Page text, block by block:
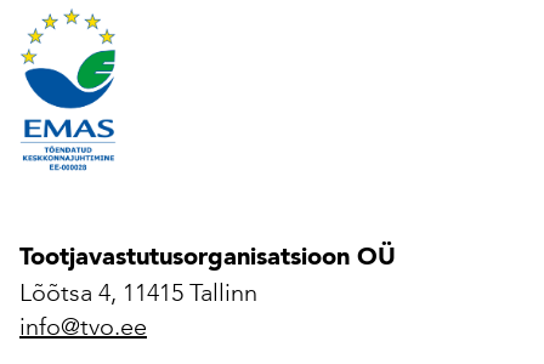
Tootjavastutusorganisatsioon OÜ
Lõõtsa 4, 11415 Tallinn
info@tvo.ee